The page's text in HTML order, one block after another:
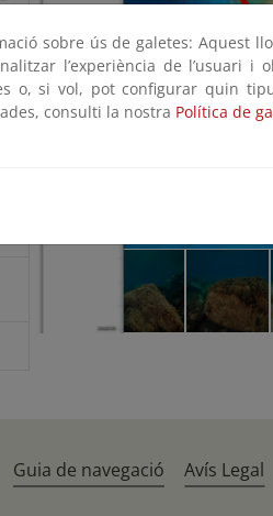
sobre ús de galetes: Aquest
l’experiència de l’usuari i
o, si vol, pot configurar quin
consulti la nostra Política de
Guia de navegació Avís Legal